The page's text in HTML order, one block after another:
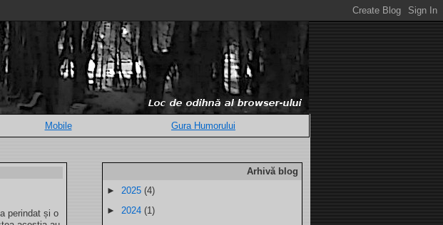
Mobile Gura Humorului
perindat și o
Arhivă blog
► 2025 (4)
► 2024 (1)